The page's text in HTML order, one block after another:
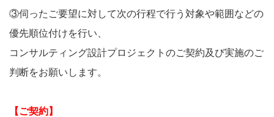
③伺ったご要望に対して次の行程で行う対象や範囲などの
優先順位付けを行い、
コンサルティング設計プロジェクトのご契約及び実施のご
判断をお願いします。
【ご契約】